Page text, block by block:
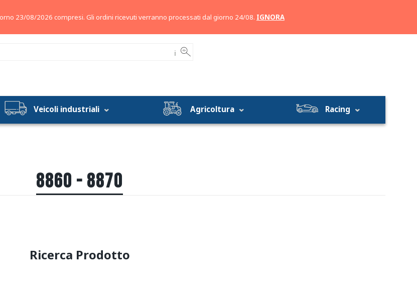
ℹ
Veicoli industriali Agricoltura Racing
8860 - 8870
23/08/2026 compresi. Gli ordini ricevuti verranno processati dal giorno 24/08. IGNORA